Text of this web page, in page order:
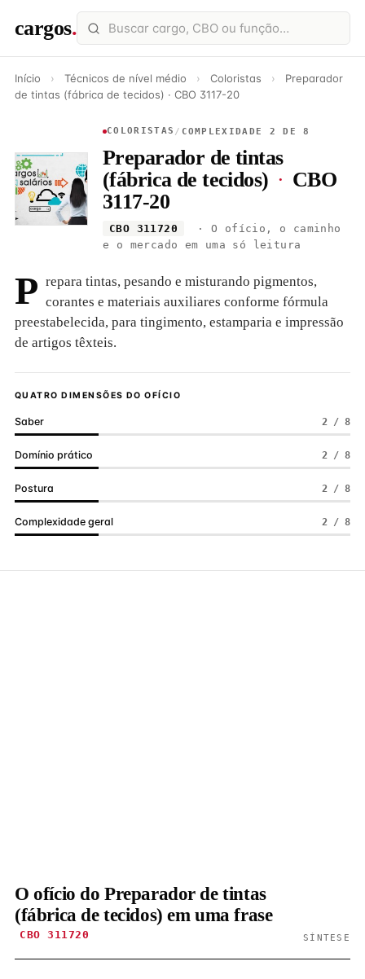
cargos.
Início › Técnicos de nível médio › Coloristas ›
Preparador
de tintas (fábrica de tecidos) · CBO 3117-20
COLORISTAS / COMPLEXIDADE 2 DE 8
Preparador de tintas
(fábrica de tecidos) · CBO
3117-20
CBO 311720
· O ofício, o caminho
e o mercado em uma só leitura
P repara tintas, pesando e misturando pigmentos,
corantes e materiais auxiliares conforme fórmula
preestabelecida, para tingimento, estamparia e impressão
de artigos têxteis.
QUATRO DIMENSÕES DO OFÍCIO
Saber 2 / 8
Domínio prático 2 / 8
Postura 2 / 8
Complexidade geral 2 / 8
O ofício do Preparador de tintas
(fábrica de tecidos) em uma frase
CBO 311720 SÍNTESE